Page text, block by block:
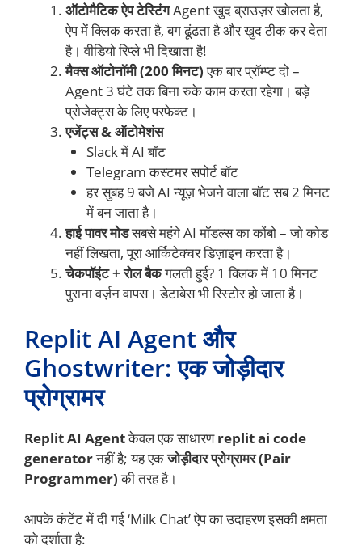
ऑटोमैटिक ऐप टेस्टिंगAgent खुद ब्राउज़र खोलता है,
ऐप में क्लिक करता है, बग ढूंढता है और खुद ठीक कर देता
है। वीडियो रिप्ले भी दिखाता है!
मैक्स ऑटोनॉमी (200 मिनट)एक बार प्रॉम्प्ट दो –
Agent 3 घंटे तक बिना रुके काम करता रहेगा। बड़े
प्रोजेक्ट्स के लिए परफेक्ट।
एजेंट्स & ऑटोमेशंस
Slack में AI बॉट
Telegram कस्टमर सपोर्ट बॉट
हर सुबह 9 बजे AI न्यूज़ भेजने वाला बॉट सब 2 मिनट
में बन जाता है।
हाई पावर मोडसबसे महंगे AI मॉडल्स का कोंबो – जो कोड
नहीं लिखता, पूरा आर्किटेक्चर डिज़ाइन करता है।
चेकपॉइंट + रोल बैकगलती हुई? 1 क्लिक में 10 मिनट
पुराना वर्ज़न वापस। डेटाबेस भी रिस्टोर हो जाता है।
Replit AI Agent और
Ghostwriter: एक जोड़ीदार
प्रोग्रामर
Replit AI Agentकेवल एक साधारणreplit ai code
generatorनहीं है; यह एकजोड़ीदार प्रोग्रामर (Pair
Programmer)की तरह है।
आपके कंटेंट में दी गई ‘Milk Chat’ ऐप का उदाहरण इसकी क्षमता
को दर्शाता है: